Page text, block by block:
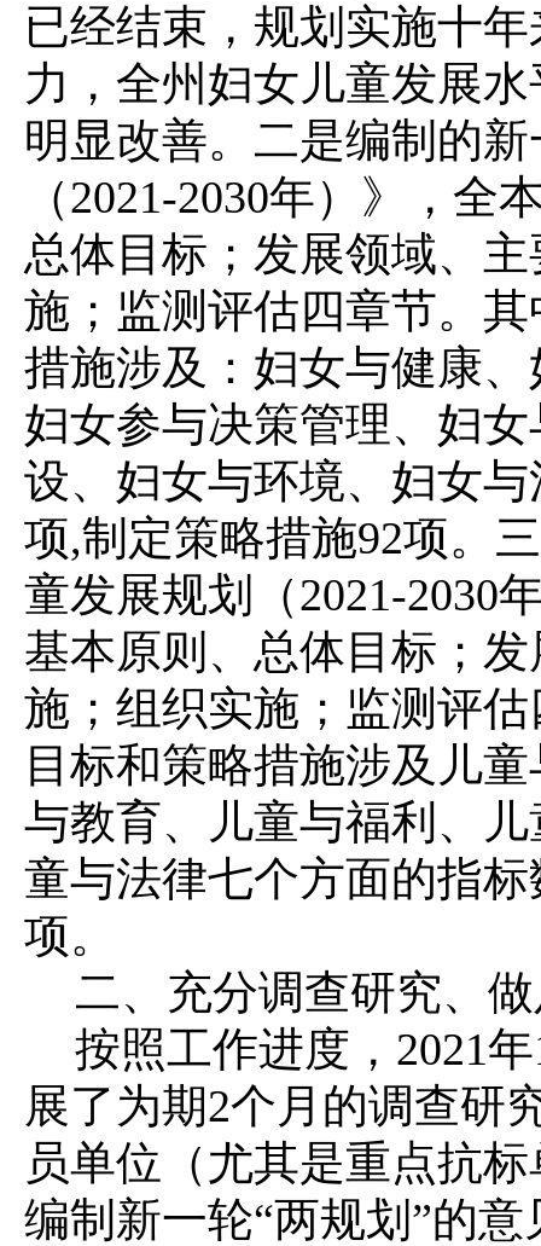
已经结束，规划实施十
力，全州妇女儿童发展
明显改善。 二是编制的
（2021-2030年）》，
总体目标；发展领域、
施；监测评估四章节。
措施涉及：妇女与健康
妇女参与决策管理、妇
设、妇女与环境、妇女
项,制定策略措施92项。
童发展规划（2021-2030
基本原则、总体目标；
施；组织实施；监测评
目标和策略措施涉及儿
与教育、儿童与福利、
童与法律七个方面的指
项。
二、充分调查研究、
按照工作进度，2021
展了为期2个月的调查研
员单位（尤其是重点抗
编制新一轮“两规划”的